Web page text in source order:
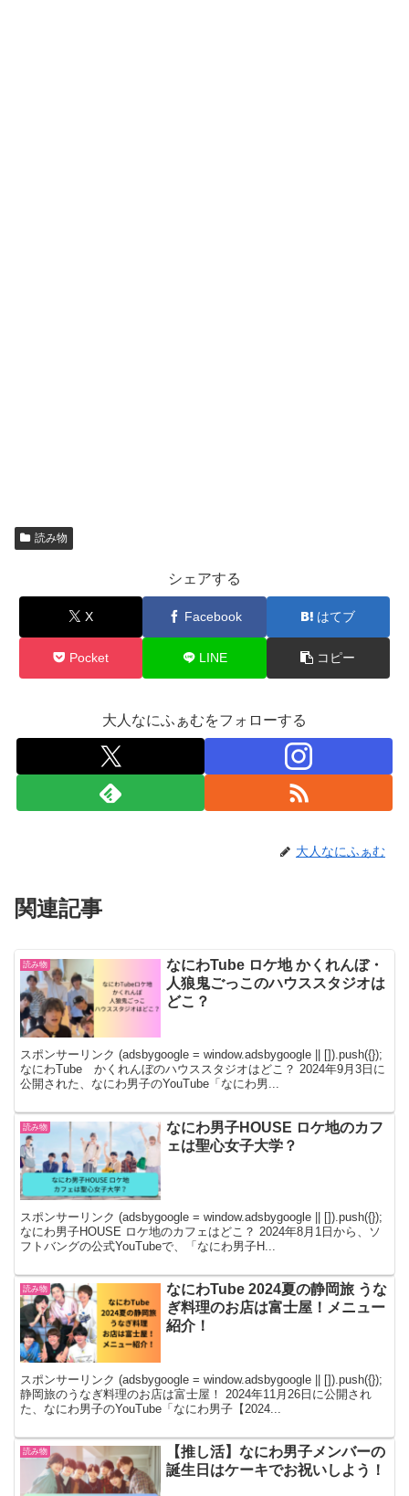
読み物
シェアする
X Facebook はてブ
Pocket LINE コピー
大人なにふぁむをフォローする
大人なにふぁむ
関連記事
読み物
なにわTube ロケ地 かくれんぼ・
人狼鬼ごっこのハウススタジオは
どこ？
スポンサーリンク (adsbygoogle = window.adsbygoogle || []).push({});
なにわTube かくれんぼのハウススタジオはどこ？ 2024年9月3日に
公開された、なにわ男子のYouTube「なにわ男...
読み物
なにわ男子HOUSE ロケ地のカフ
ェは聖心女子大学？
スポンサーリンク (adsbygoogle = window.adsbygoogle || []).push({});
なにわ男子HOUSE ロケ地のカフェはどこ？ 2024年8月1日から、ソ
フトバングの公式YouTubeで、「なにわ男子H...
読み物
なにわTube 2024夏の静岡旅 うな
ぎ料理のお店は富士屋！メニュー
紹介！
スポンサーリンク (adsbygoogle = window.adsbygoogle || []).push({});
静岡旅のうなぎ料理のお店は富士屋！ 2024年11月26日に公開され
た、なにわ男子のYouTube「なにわ男子【2024...
読み物
【推し活】なにわ男子メンバーの
誕生日はケーキでお祝いしよう！